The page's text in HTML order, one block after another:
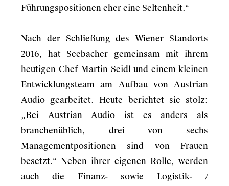
Führungspositionen eher eine Seltenheit.“
Nach der Schließung des Wiener Standorts
2016, hat Seebacher gemeinsam mit ihrem
heutigen Chef Martin Seidl und einem kleinen
Entwicklungsteam am Aufbau von Austrian
Audio gearbeitet. Heute berichtet sie stolz:
„Bei Austrian Audio ist es anders als
branchenüblich, drei von sechs
Managementpositionen sind von Frauen
besetzt.“ Neben ihrer eigenen Rolle, werden
auch die Finanz- sowie Logistik- /